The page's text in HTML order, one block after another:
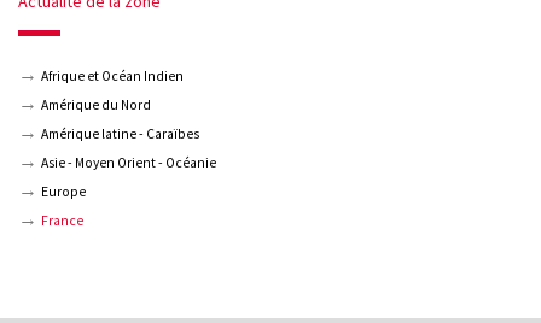
Afrique et Océan Indien
Amérique du Nord
Amérique latine - Caraïbes
Asie - Moyen Orient - Océanie
Europe
France